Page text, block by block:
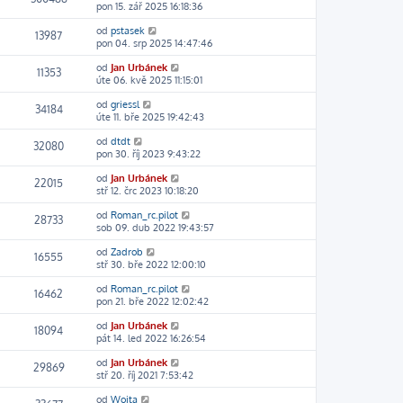
pon 15. zář 2025 16:18:36
13987 od pstasek
pon 04. srp 2025 14:47:46
11353 od Jan Urbánek
úte 06. kvě 2025 11:15:01
34184 od griessl
úte 11. bře 2025 19:42:43
32080 od dtdt
pon 30. říj 2023 9:43:22
22015 od Jan Urbánek
stř 12. črc 2023 10:18:20
28733 od Roman_rc.pilot
sob 09. dub 2022 19:43:57
16555 od Zadrob
stř 30. bře 2022 12:00:10
16462 od Roman_rc.pilot
pon 21. bře 2022 12:02:42
18094 od Jan Urbánek
pát 14. led 2022 16:26:54
29869 od Jan Urbánek
stř 20. říj 2021 7:53:42
od Woita